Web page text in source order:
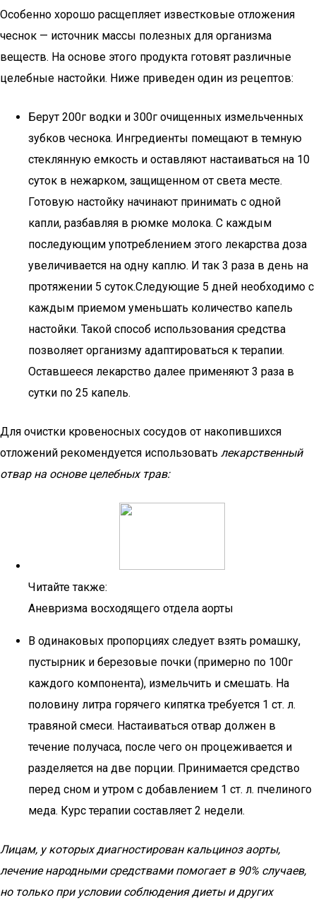
Особенно хорошо расщепляет известковые отложения
чеснок — источник массы полезных для организма
веществ. На основе этого продукта готовят различные
целебные настойки. Ниже приведен один из рецептов:
Берут 200г водки и 300г очищенных измельченных
зубков чеснока. Ингредиенты помещают в темную
стеклянную емкость и оставляют настаиваться на 10
суток в нежарком, защищенном от света месте.
Готовую настойку начинают принимать с одной
капли, разбавляя в рюмке молока. С каждым
последующим употреблением этого лекарства доза
увеличивается на одну каплю. И так 3 раза в день на
протяжении 5 суток.Следующие 5 дней необходимо с
каждым приемом уменьшать количество капель
настойки. Такой способ использования средства
позволяет организму адаптироваться к терапии.
Оставшееся лекарство далее применяют 3 раза в
сутки по 25 капель.
Для очистки кровеносных сосудов от накопившихся
отложений рекомендуется использовать лекарственный
отвар на основе целебных трав:
Читайте также:
Аневризма восходящего отдела аорты
В одинаковых пропорциях следует взять ромашку,
пустырник и березовые почки (примерно по 100г
каждого компонента), измельчить и смешать. На
половину литра горячего кипятка требуется 1 ст. л.
травяной смеси. Настаиваться отвар должен в
течение получаса, после чего он процеживается и
разделяется на две порции. Принимается средство
перед сном и утром с добавлением 1 ст. л. пчелиного
меда. Курс терапии составляет 2 недели.
Лицам, у которых диагностирован кальциноз аорты,
лечение народными средствами помогает в 90% случаев,
но только при условии соблюдения диеты и других